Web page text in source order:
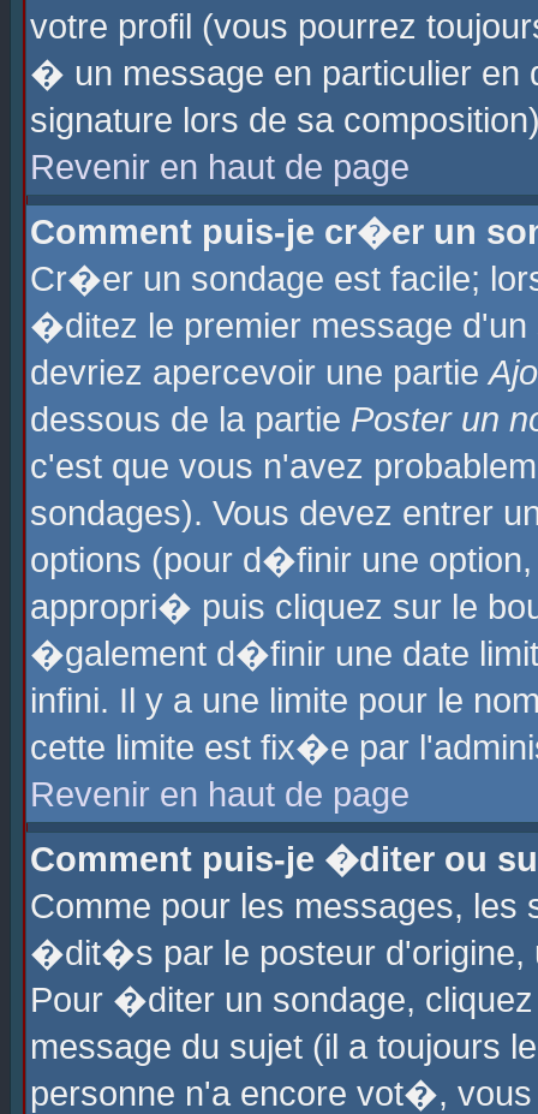
votre profil (vous pourrez
� un message en particulier
signature lors de sa
Revenir en haut de page
Comment puis-je cr�er un
Cr�er un sondage est facile;
�ditez le premier message
devriez apercevoir une partie
dessous de la partie Poster un
c'est que vous n'avez
sondages). Vous devez entrer
options (pour d�finir une
appropri� puis cliquez sur le
�galement d�finir une date
infini. Il y a une limite pour le
cette limite est fix�e par
Revenir en haut de page
Comment puis-je �diter ou
Comme pour les messages,
�dit�s par le posteur d'origine,
Pour �diter un sondage,
message du sujet (il a toujours
personne n'a encore vot�,